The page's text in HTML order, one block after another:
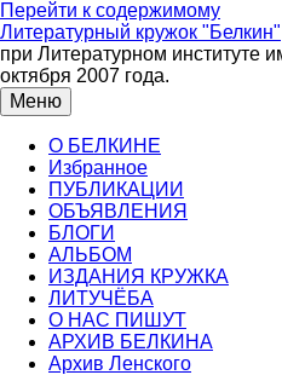
Перейти к содержимому
Литературный кружок "Белкин"
при Литературном институте
октября 2007 года.
Меню
О БЕЛКИНЕ
Избранное
ПУБЛИКАЦИИ
ОБЪЯВЛЕНИЯ
БЛОГИ
АЛЬБОМ
ИЗДАНИЯ КРУЖКА
ЛИТУЧЁБА
О НАС ПИШУТ
АРХИВ БЕЛКИНА
Архив Ленского